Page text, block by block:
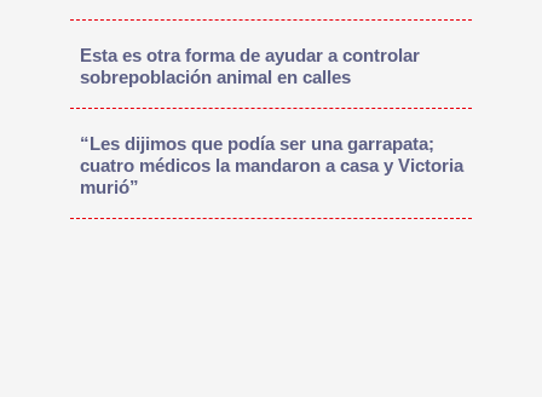
Esta es otra forma de ayudar a controlar
sobrepoblación animal en calles
“Les dijimos que podía ser una garrapata;
cuatro médicos la mandaron a casa y Victoria
murió”